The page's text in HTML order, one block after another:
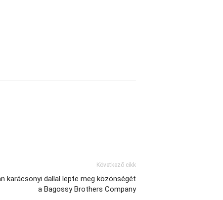
Következő cikk
karácsonyi dallal lepte meg közönségét
a Bagossy Brothers Company